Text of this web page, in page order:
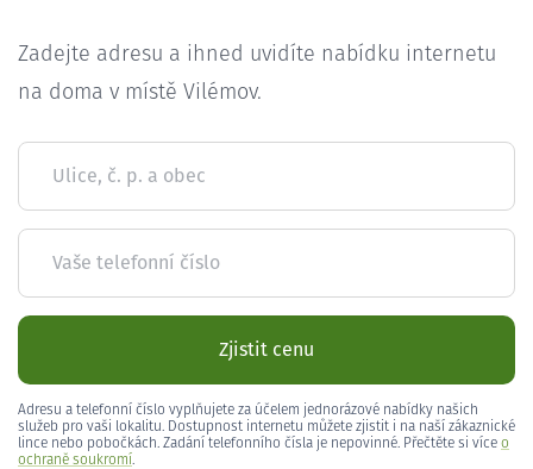
Zadejte adresu a ihned uvidíte nabídku internetu
na doma v místě Vilémov.
Ulice, č. p. a obec
Vaše telefonní číslo
Zjistit cenu
Adresu a telefonní číslo vyplňujete za účelem jednorázové nabídky našich
služeb pro vaši lokalitu. Dostupnost internetu můžete zjistit i na naší zákaznické
lince nebo pobočkách. Zadání telefonního čísla je nepovinné. Přečtěte si více o
ochraně soukromí.